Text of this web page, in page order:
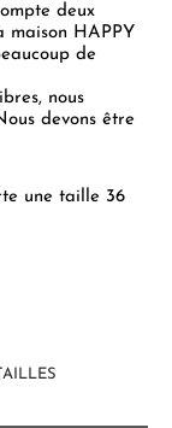
deux
maison HAPPY
de
nous
devons être
une taille 36